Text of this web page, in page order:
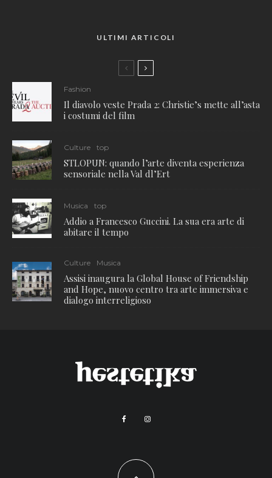
ULTIMI ARTICOLI
Fashion
Il diavolo veste Prada 2: Christie’s mette all’asta
i costumi del film
Culture top
STLOPUN: quando l’arte diventa esperienza
sensoriale nella Val dl’Ert
Musica top
Addio a Francesco Guccini. La sua era arte di
abitare il tempo
Culture Musica
Assisi inaugura la Global House of Friendship
and Hope, nuovo centro tra arte immersiva e
dialogo interreligioso